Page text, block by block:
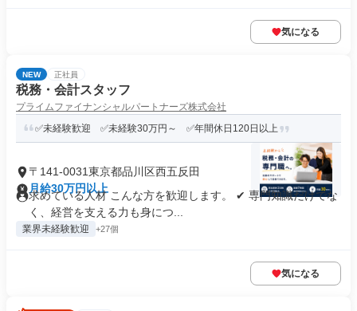
気になる
NEW 正社員
税務・会計スタッフ
プライムファイナンシャルパートナーズ株式会社
✅未経験歓迎 ✅未経験30万円～ ✅年間休日120日以上
〒141-0031東京都品川区西五反田
月給30万円以上
求めている人材 こんな方を歓迎します。 ✔ 専門知識だけでな
く、経営を支える力も身につ...
業界未経験歓迎 +27個
気になる